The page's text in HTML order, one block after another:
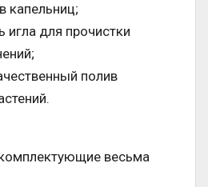
капельниц;
игла для прочистки
полив
весьма